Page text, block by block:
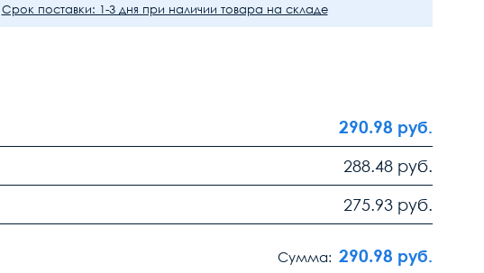
Срок поставки: 1-3 дня при наличии товара на складе
290.98 руб.
288.48 руб.
275.93 руб.
Сумма: 290.98 руб.